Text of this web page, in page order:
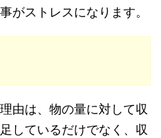
がストレスになります。
由は、物の量に対して収
しているだけでなく、収